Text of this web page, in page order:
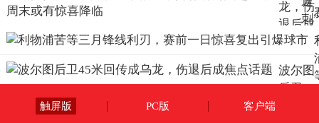
不
情
龙，伤
退后成
焦点话
刺
席
会
波尔图
后卫45
触屏版 PC版 客户端